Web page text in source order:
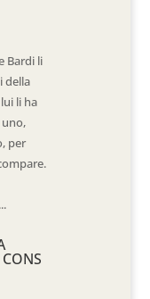
Bardi li
della
li ha
per